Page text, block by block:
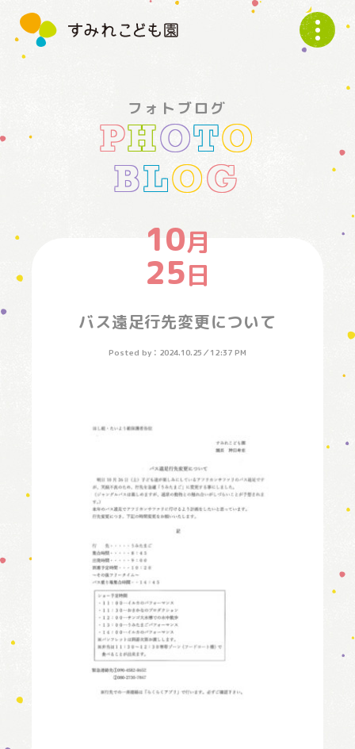
す
れ
園
フォトブログ
PHOTO
BLOG
10月
25日
バス遠足行先変更について
Posted by： 2024.10.25 ／ 12:37 PM